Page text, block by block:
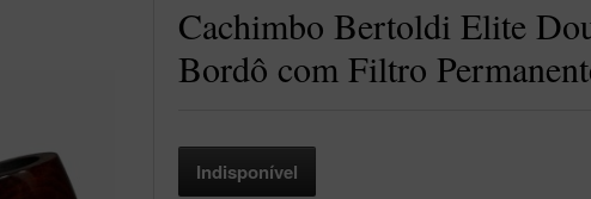
Cachimbo Bertoldi Elite
Bordô com Filtro